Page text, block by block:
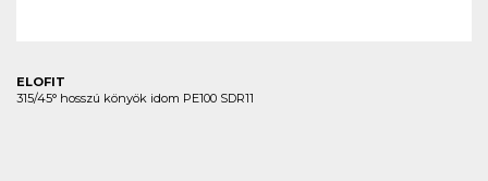
ELOFIT
315/45° hosszú könyök idom PE100 SDR11